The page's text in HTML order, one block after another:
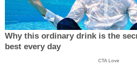
Why this ordinary drink is the
best every day
CTA Love